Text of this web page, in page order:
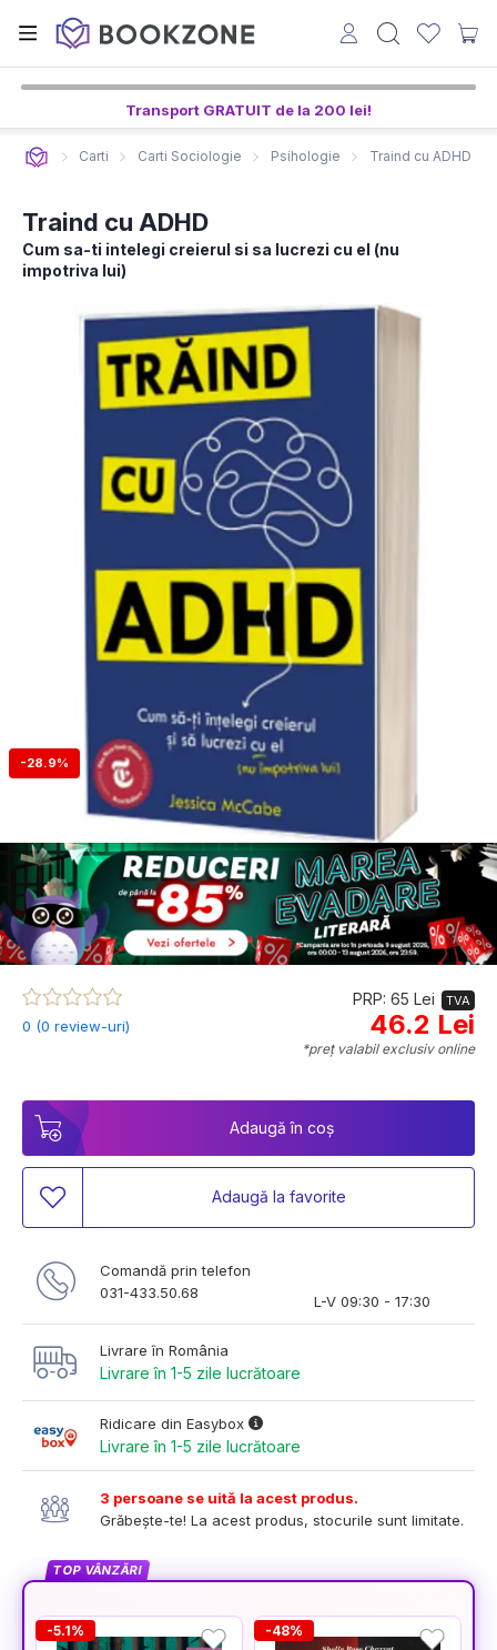
Transport GRATUIT de la 200 lei!
Carti Carti Sociologie Psihologie Traind cu ADHD
Traind cu ADHD
Cum sa-ti intelegi creierul si sa lucrezi cu el (nu
impotriva lui)
-28.9%
0 (0 review-uri)
PRP: 65 Lei TVA
46.2 Lei
*preț valabil exclusiv online
Adaugă în coș
Adaugă la favorite
Comandă prin telefon
031-433.50.68
L-V 09:30 - 17:30
Livrare în România
Livrare în 1-5 zile lucrătoare
Ridicare din Easybox
Livrare în 1-5 zile lucrătoare
3 persoane se uită la acest produs.
Grăbește-te! La acest produs, stocurile sunt limitate.
TOP VÂNZĂRI
-5.1% -48%